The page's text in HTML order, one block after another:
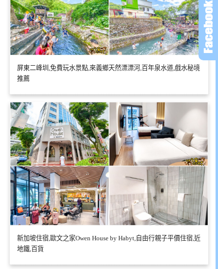
屏東二峰圳,免費玩水景點,來義鄉天然漂漂河,百年泉水道,戲水秘境
推薦
新加坡住宿,歐文之家Owen House by Habyt,自由行親子平價住宿,近
地鐵,百貨